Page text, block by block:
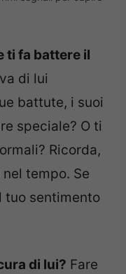
ti fa battere il
di lui
battute, i suoi
speciale? O ti
Ricorda,
tempo. Se
tuo sentimento
di lui? Fare